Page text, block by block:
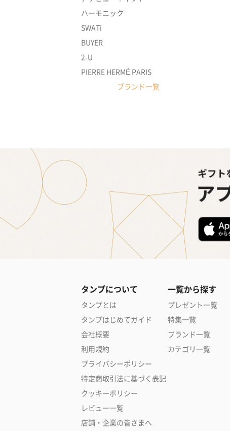
ハーモニック
SWATi
BUYER
2-U
PIERRE HERMÉ PARIS
ブランド一覧
タンプについて
タンプとは
タンプはじめてガイド
会社概要
利用規約
プライバシーポリシー
特定商取引法に基づく表記
クッキーポリシー
レビュー一覧
店舗・企業の皆さまへ
一覧から探す
プレゼント一覧
特集一覧
ブランド一覧
カテゴリ一覧